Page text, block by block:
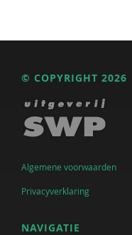
© COPYRIGHT 2026
Algemene voorwaarden
Privacyverklaring
NAVIGATIE